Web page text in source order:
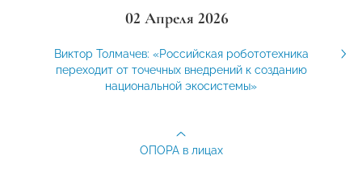
02 Апреля 2026
Виктор Толмачев: «Российская робототехника
переходит от точечных внедрений к созданию
национальной экосистемы»
ОПОРА в лицах